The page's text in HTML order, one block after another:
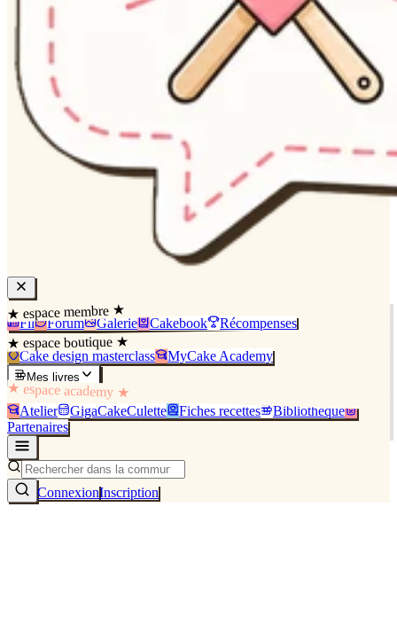
★ espace membre ★
Fil Forum Galerie Cakebook Récompenses
★ espace boutique ★
Cake design masterclass MyCake Academy
Mes livres
★ espace academy ★
Atelier GigaCakeCulette Fiches recettes
Bibliothèque
Partenaires
ConnexionInscription